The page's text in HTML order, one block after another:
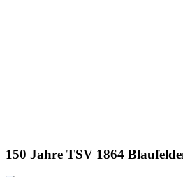
150 Jahre TSV 1864